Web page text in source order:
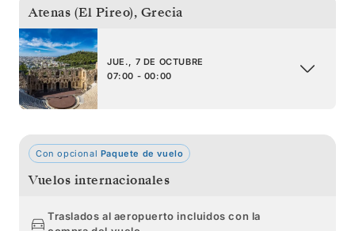
Atenas (El Pireo), Grecia
JUE., 7 DE OCTUBRE
07:00 - 00:00
Con opcional Paquete de vuelo
Vuelos internacionales
Traslados al aeropuerto incluidos con la